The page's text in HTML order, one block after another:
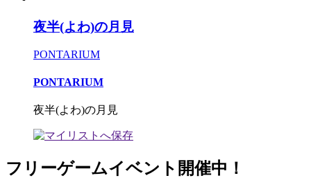
夜半(よわ)の月見
PONTARIUM
PONTARIUM
夜半(よわ)の月見
フリーゲームイベント開催中！